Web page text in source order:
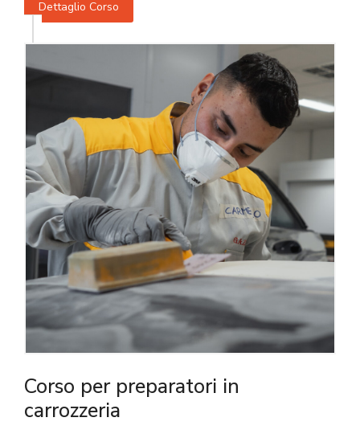
Dettaglio Corso
Corso per preparatori in
carrozzeria